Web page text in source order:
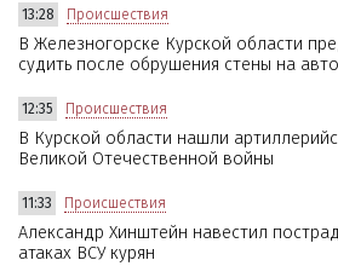
13:28 Происшествия
В Железногорске Курской области
судить после обрушения стены на
12:35 Происшествия
В Курской области нашли
Великой Отечественной войны
11:33 Происшествия
Александр Хинштейн навестил
атаках ВСУ курян